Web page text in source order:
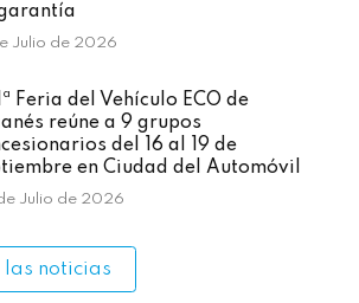
Julio de 2026
Feria del Vehículo ECO de
reúne a 9 grupos
del 16 al 19 de
en Ciudad del Automóvil
Julio de 2026
noticias